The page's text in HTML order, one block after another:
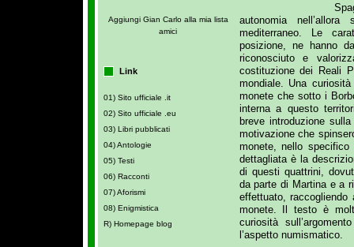
Aggiungi Gian Carlo alla mia lista
amici
Link
01) Sito ufficiale .it
02) Sito ufficiale .eu
03) Libri pubblicati
04) Antologie
05) Testi
06) Racconti
07) Aforismi
08) Enigmistica
R) Homepage blog
autonomia
mediterraneo. Le
posizione, ne hanno
riconosciuto e
costituzione dei Reali
mondiale. Una
monete che sotto i
interna a questo
breve introduzione
motivazione che
monete, nello
dettagliata è la
di questi quattrini,
da parte di Martina e a
effettuato,
monete. Il testo è
curiosità
l’aspetto numismatico.